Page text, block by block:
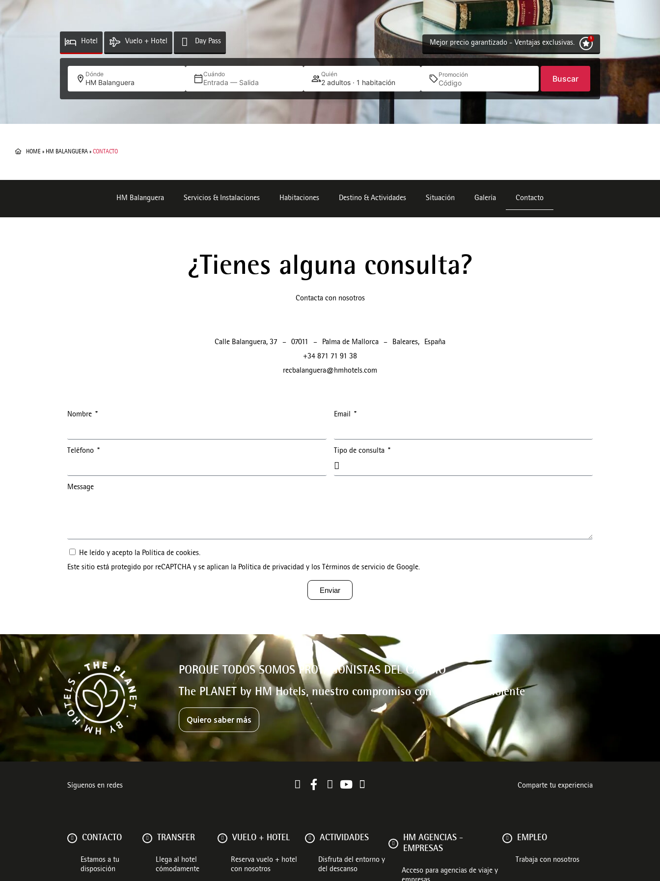
Hotel Vuelo + Hotel Day Pass Mejor precio garantizado - Ventajas exclusivas.
Dónde
HM Balanguera
Cuándo
Entrada — Salida
Quién
2 adultos · 1 habitación
Promoción Buscar
HOME » HM BALANGUERA » CONTACTO
HM Balanguera Servicios & Instalaciones Habitaciones Destino & Actividades Situación Galería Contacto
¿Tienes alguna consulta?
Contacta con nosotros
Calle Balanguera, 37 – 07011 – Palma de Mallorca – Baleares,
España
+34 871 71 91 38
recbalanguera@hmhotels.com
Nombre Email
Teléfono Tipo de consulta
Message
He leído y acepto la Política de cookies.
Este sitio está protegido por reCAPTCHA y se aplican la Política de privacidad y los Términos de servicio de Google.
Enviar
PORQUE TODOS SOMOS PROTAGONISTAS DEL CAMBIO
The PLANET by HM Hotels, nuestro compromiso con el medio ambiente
Quiero saber más
Síguenos en redes Comparte tu experiencia
CONTACTO
Estamos a tu
disposición
TRANSFER
Llega al hotel
cómodamente
VUELO + HOTEL
Reserva vuelo + hotel
con nosotros
ACTIVIDADES
Disfruta del entorno y
del descanso
HM AGENCIAS -
EMPRESAS
Acceso para agencias de viaje y
EMPLEO
Trabaja con nosotros